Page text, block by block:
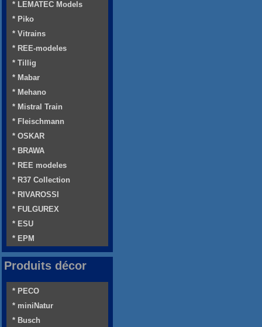
* LEMATEC Models
* Piko
* Vitrains
* REE-modeles
* Tillig
* Mabar
* Mehano
* Mistral Train
* Fleischmann
* OSKAR
* BRAWA
* REE modeles
* R37 Collection
* RIVAROSSI
* FULGUREX
* ESU
* EPM
Produits décor
* PECO
* miniNatur
* Busch